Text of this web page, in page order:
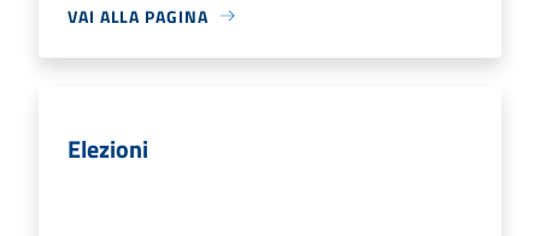
VAI ALLA PAGINA
Elezioni